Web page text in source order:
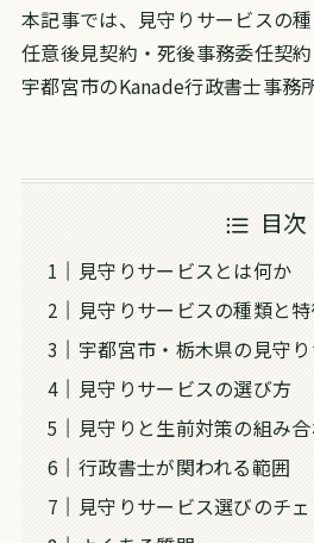
本記事では、見守りサービスの種
任意後見契約・死後事務委任契
宇都宮市のKanade行政書士事務
目次
見守りサービスとは何か
見守りサービスの種類と
宇都宮市・栃木県の見守
見守りサービスの選び方
見守りと生前対策の組み
行政書士が関われる範囲
見守りサービス選びのチ